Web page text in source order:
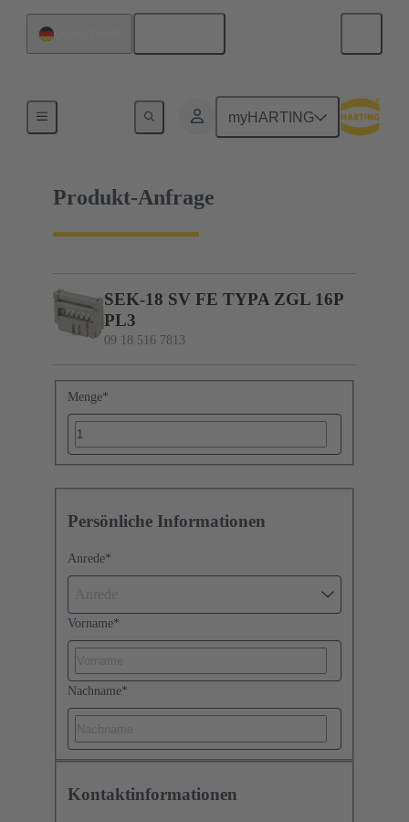
myHARTING
09 18 516 7813
Produkt-Anfrage
SEK-18 SV FE TYPA ZGL 16P
PL3
09 18 516 7813
Menge*
Persönliche Informationen
Anrede*
Vorname*
Nachname*
Kontaktinformationen